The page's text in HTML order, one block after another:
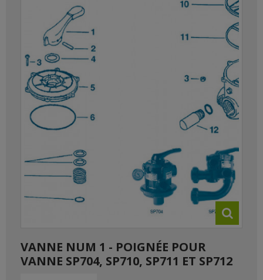
VANNE NUM 1 - POIGNÉE POUR
VANNE SP704, SP710, SP711 ET SP712